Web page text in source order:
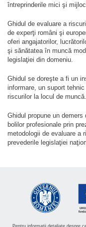
întreprinderile mici şi
Ghidul de evaluare a
de experţi români şi
oferi angajatorilor,
şi sănătatea în muncă
legislaţiei din domeniu.
Ghidul se doreşte a fi un
informare, un suport
riscurilor la locul de muncă.
Ghidul propune un
bolilor profesionale prin
metodologii de evaluare a
prevederile legislaţiei
Pentru informatii detaliate despre